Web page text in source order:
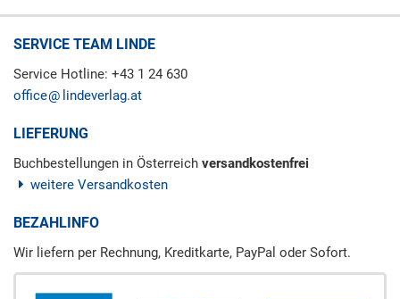
SERVICE TEAM LINDE
Service Hotline: +43 1 24 630
office
lindeverlag.at
LIEFERUNG
Buchbestellungen in Österreich versandkostenfrei
weitere Versandkosten
BEZAHLINFO
Wir liefern per Rechnung, Kreditkarte, PayPal oder Sofort.